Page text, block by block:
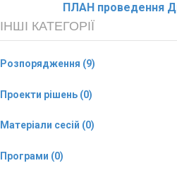
ПЛАН проведення
ІНШІ КАТЕГОРІЇ
Розпорядження (9)
Проекти рішень (0)
Матеріали сесій (0)
Програми (0)